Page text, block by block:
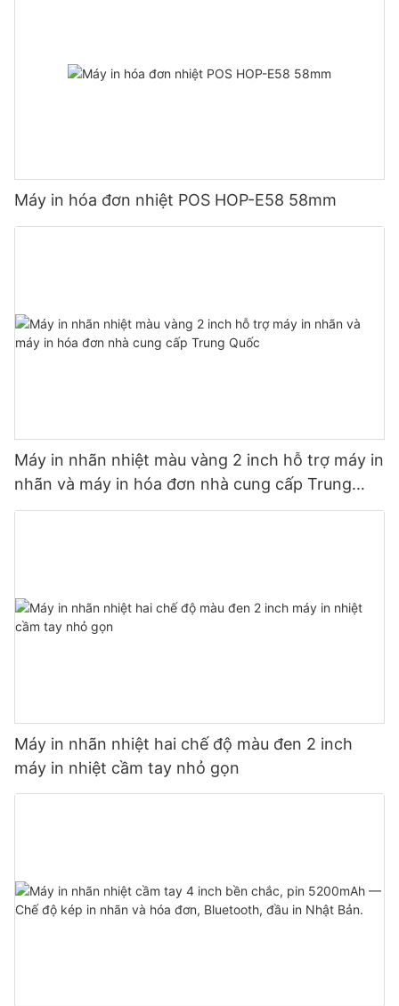
Máy in hóa đơn nhiệt POS HOP-E58 58mm
Máy in nhãn nhiệt màu vàng 2 inch hỗ trợ máy in
nhãn và máy in hóa đơn nhà cung cấp Trung
Quốc
Máy in nhãn nhiệt hai chế độ màu đen 2 inch
máy in nhiệt cầm tay nhỏ gọn